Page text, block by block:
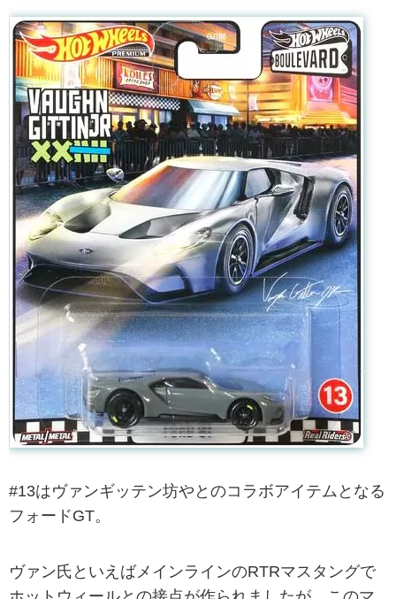
#13はヴァンギッテン坊やとのコラボアイテムとなる
フォードGT。
ヴァン氏といえばメインラインのRTRマスタングで